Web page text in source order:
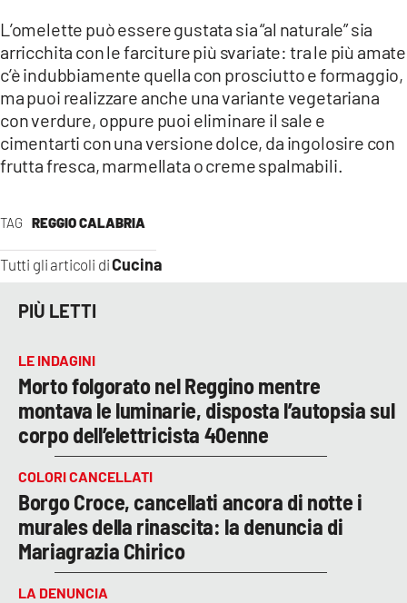
TAG REGGIO CALABRIA
Tutti gli articoli diCucina
L’omelette può essere gustata sia “al naturale” sia
arricchita con le farciture più svariate: tra le più amate
c’è indubbiamente quella con prosciutto e formaggio,
ma puoi realizzare anche una variante vegetariana
con verdure, oppure puoi eliminare il sale e
cimentarti con una versione dolce, da ingolosire con
frutta fresca, marmellata o creme spalmabili.
PIÙ LETTI
LE INDAGINI
Morto folgorato nel Reggino mentre
montava le luminarie, disposta l’autopsia sul
corpo dell’elettricista 40enne
COLORI CANCELLATI
Borgo Croce, cancellati ancora di notte i
murales della rinascita: la denuncia di
Mariagrazia Chirico
LA DENUNCIA